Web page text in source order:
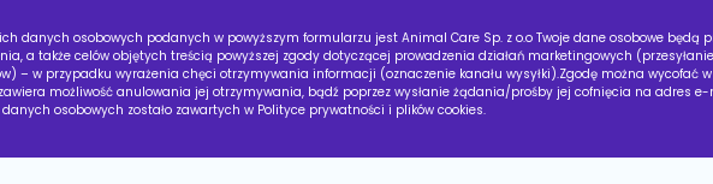
danych osobowych podanych w powyższym formularzu jest Animal Care Sp. z o.o Twoje dane osobowe będą
a także celów objętych treścią powyższej zgody dotyczącej prowadzenia działań marketingowych
– w przypadku wyrażenia chęci otrzymywania informacji (oznaczenie kanału wysyłki).Zgodę można wycofać
możliwość anulowania jej otrzymywania, bądź poprzez wysłanie żądania/prośby jej cofnięcia na adres
osobowych zostało zawartych w Polityce prywatności i plików cookies.